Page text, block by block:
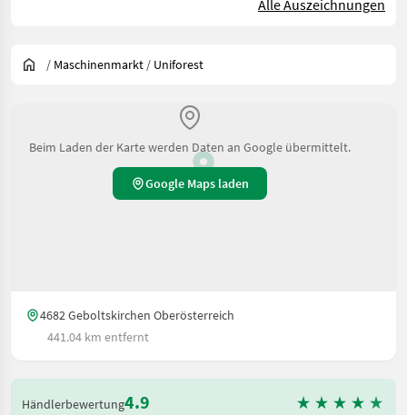
Alle Auszeichnungen
/ Maschinenmarkt / Uniforest
Beim Laden der Karte werden Daten an Google übermittelt.
Google Maps laden
4682 Geboltskirchen Oberösterreich
441.04 km entfernt
Händlerbewertung4.9